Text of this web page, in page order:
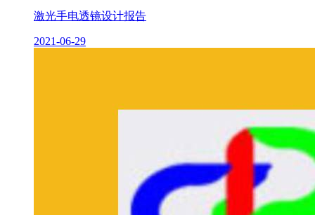
激光手电透镜设计报告
2021-06-29